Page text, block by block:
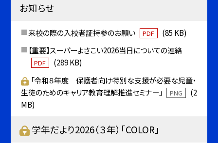
お知らせ
来校の際の入校者証持参のお願い PDF
(85 KB)
【重要】スーパーよさこい2026当日についての連絡
PDF
(289 KB)
「令和８年度 保護者向け特別な支援が必要な児童・
生徒のためのキャリア教育理解推進セミナー」
PNG
(2
MB)
学年だより2026（３年）「COLOR」